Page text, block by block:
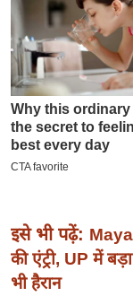
ई
-
पे
प
र
मि
सा
बे
मि
सा
इसे भी पढ़ें:
की एंट्री, UP में
भी हैरान